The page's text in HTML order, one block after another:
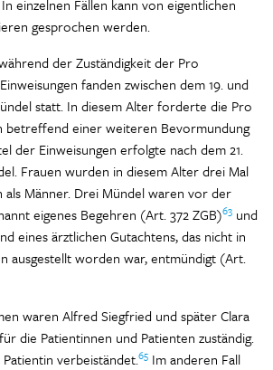
In einzelnen Fällen kann von eigentlichen
gesprochen werden.
der Zuständigkeit der Pro
fanden zwischen dem 19. und
statt. In diesem Alter forderte die Pro
betreffend einer weiteren Bevormundung
der Einweisungen erfolgte nach dem 21.
Frauen wurden in diesem Alter drei Mal
als Männer. Drei Mündel waren vor der
eigenes Begehren (Art. 372 ZGB)63 und
eines ärztlichen Gutachtens, das nicht in
ausgestellt worden war, entmündigt (Art.
waren Alfred Siegfried und später Clara
die Patientinnen und Patienten zuständig.
verbeiständet.65 Im anderen Fall